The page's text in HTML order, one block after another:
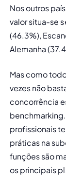
Nos outros
valor situa-se
(46.3%),
Alemanha
Mas como
vezes não
benchmarking
profissionais
práticas na
funções são
os principais